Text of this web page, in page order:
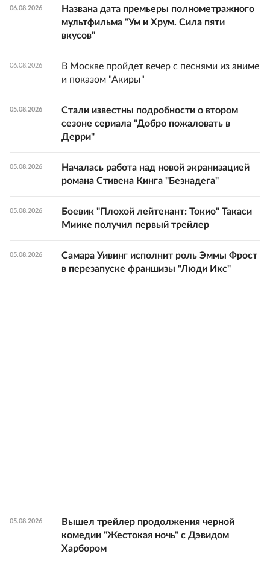
06.08.2026
Названа дата премьеры полнометражного
мультфильма "Ум и Хрум. Сила пяти
вкусов"
06.08.2026
В Москве пройдет вечер с песнями из аниме
и показом "Акиры"
05.08.2026
Стали известны подробности о втором
сезоне сериала "Добро пожаловать в
Дерри"
05.08.2026
Началась работа над новой экранизацией
романа Стивена Кинга "Безнадега"
05.08.2026
Боевик "Плохой лейтенант: Токио" Такаси
Миике получил первый трейлер
05.08.2026
Самара Уивинг исполнит роль Эммы Фрост
в перезапуске франшизы "Люди Икс"
05.08.2026
Вышел трейлер продолжения черной
комедии "Жестокая ночь" с Дэвидом
Харбором